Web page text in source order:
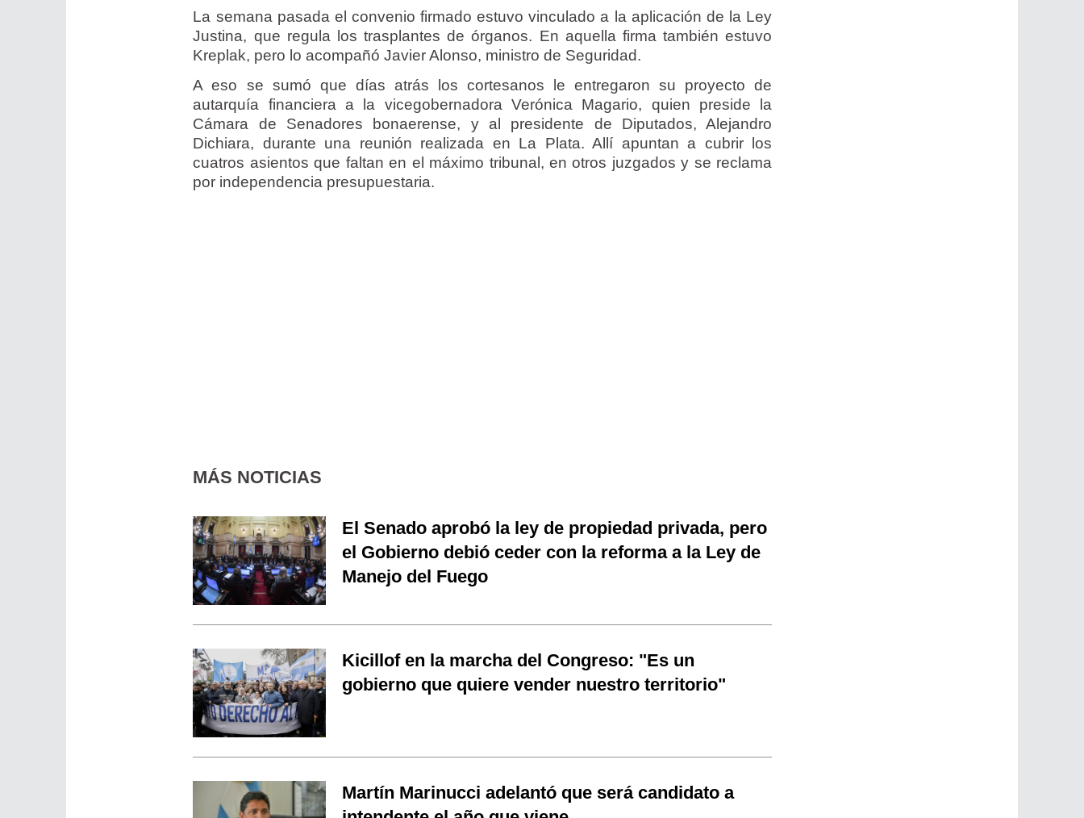
La semana pasada el convenio firmado estuvo vinculado a la aplicación de la Ley
Justina, que regula los trasplantes de órganos. En aquella firma también estuvo
Kreplak, pero lo acompañó Javier Alonso, ministro de Seguridad.
A eso se sumó que días atrás los cortesanos le entregaron su proyecto de
autarquía financiera a la vicegobernadora Verónica Magario, quien preside la
Cámara de Senadores bonaerense, y al presidente de Diputados, Alejandro
Dichiara, durante una reunión realizada en La Plata. Allí apuntan a cubrir los
cuatros asientos que faltan en el máximo tribunal, en otros juzgados y se reclama
por independencia presupuestaria.
MÁS NOTICIAS
El Senado aprobó la ley de propiedad privada, pero
el Gobierno debió ceder con la reforma a la Ley de
Manejo del Fuego
Kicillof en la marcha del Congreso: "Es un
gobierno que quiere vender nuestro territorio"
Martín Marinucci adelantó que será candidato a